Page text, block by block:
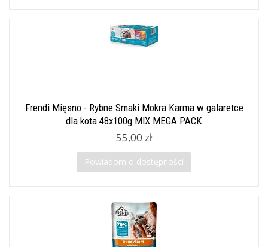
Frendi Mięsno - Rybne Smaki Mokra Karma w galaretce
dla kota 48x100g MIX MEGA PACK
55,00 zł
Powiadom o dostępności